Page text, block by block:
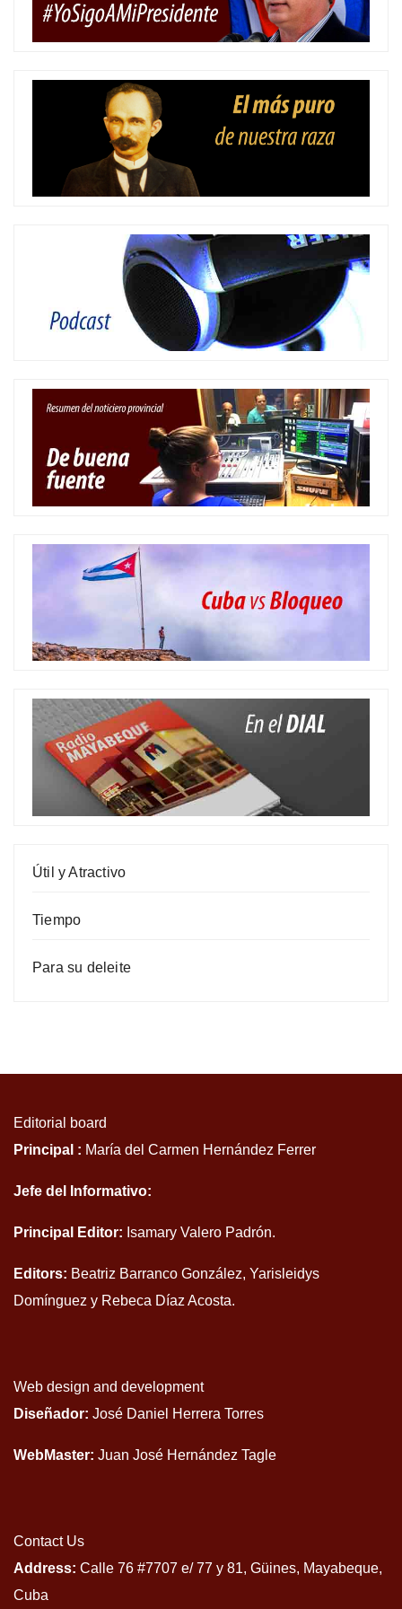
Útil y Atractivo
Tiempo
Para su deleite
Editorial board
Principal : María del Carmen Hernández Ferrer
Jefe del Informativo:
Principal Editor: Isamary Valero Padrón.
Editors: Beatriz Barranco González, Yarisleidys
Domínguez y Rebeca Díaz Acosta.
Web design and development
Diseñador: José Daniel Herrera Torres
WebMaster: Juan José Hernández Tagle
Contact Us
Address: Calle 76 #7707 e/ 77 y 81, Güines, Mayabeque,
Cuba